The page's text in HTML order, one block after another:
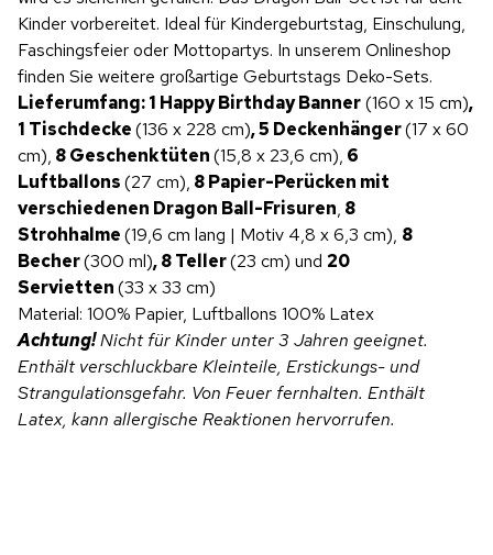
Kinder vorbereitet. Ideal für Kindergeburtstag, Einschulung,
Faschingsfeier oder Mottopartys. In unserem Onlineshop
finden Sie weitere großartige Geburtstags Deko-Sets.
Lieferumfang: 1 Happy Birthday Banner(160 x 15 cm),
1 Tischdecke(136 x 228 cm), 5 Deckenhänger(17 x 60
cm), 8 Geschenktüten(15,8 x 23,6 cm), 6
Luftballons(27 cm), 8 Papier-Perücken mit
verschiedenen Dragon Ball-Frisuren, 8
Strohhalme(19,6 cm lang | Motiv 4,8 x 6,3 cm), 8
Becher(300 ml), 8 Teller(23 cm) und 20
Servietten(33 x 33 cm)
Material: 100% Papier, Luftballons 100% Latex
Achtung!Nicht für Kinder unter 3 Jahren geeignet.
Enthält verschluckbare Kleinteile, Erstickungs- und
Strangulationsgefahr. Von Feuer fernhalten. Enthält
Latex, kann allergische Reaktionen hervorrufen.